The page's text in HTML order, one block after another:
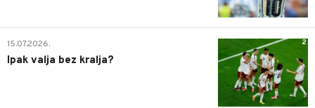
2
15.07.2026.
Ipak valja bez kralja?